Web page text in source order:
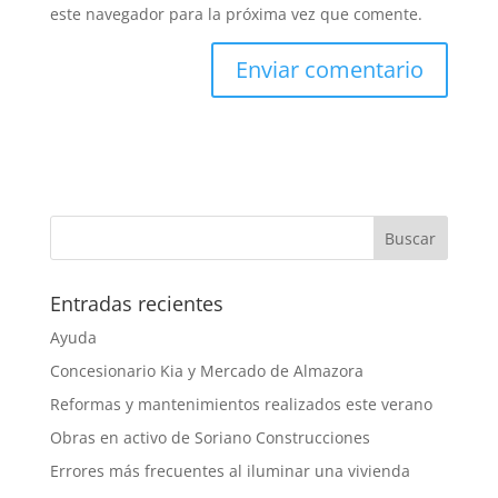
este navegador para la próxima vez que comente.
Entradas recientes
Ayuda
Concesionario Kia y Mercado de Almazora
Reformas y mantenimientos realizados este verano
Obras en activo de Soriano Construcciones
Errores más frecuentes al iluminar una vivienda